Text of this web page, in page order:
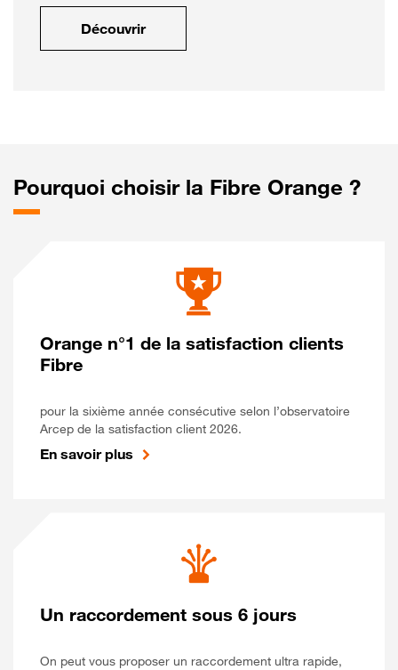
Découvrir
Pourquoi choisir la Fibre Orange ?
Orange n°1 de la satisfaction clients
Fibre
pour la sixième année consécutive selon l’observatoire
Arcep de la satisfaction client 2026.
En savoir plus
Un raccordement sous 6 jours
On peut vous proposer un raccordement ultra rapide,